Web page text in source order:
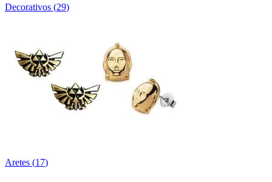
Decorativos (29)
Aretes (17)